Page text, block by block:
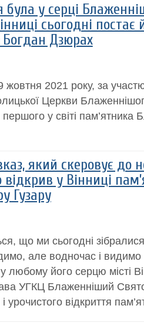
була у серці
сьогодні
Дзюрах
жовтня 2021 року, за
Церкви
у світі
який скеровує до
відкрив у Вінниці
Гузару
що ми сьогодні
але водночас і видимо
любому його серцю місті
УГКЦ Блаженніший
урочистого відкриття